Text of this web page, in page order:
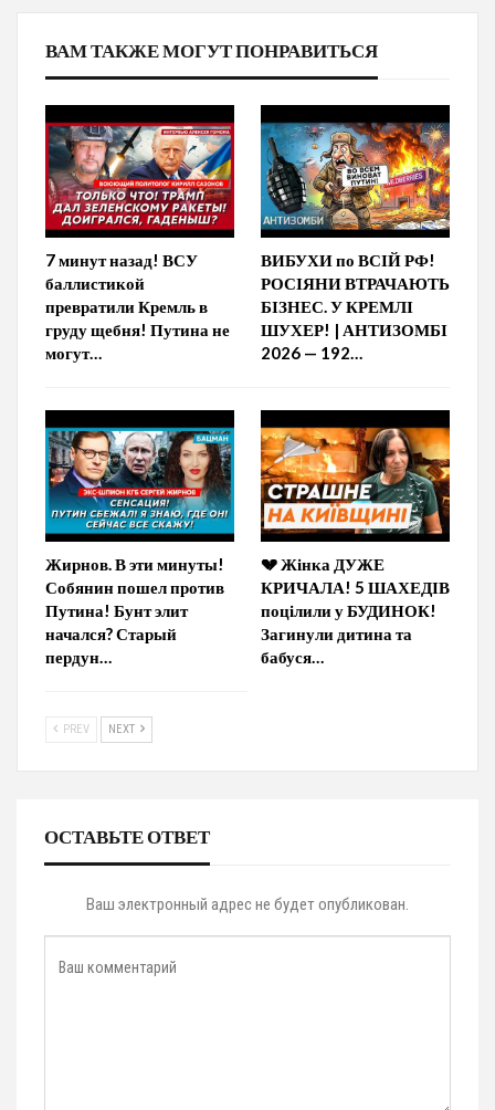
ВАМ ТАКЖЕ МОГУТ ПОНРАВИТЬСЯ
7 минут назад! ВСУ
баллистикой
превратили Кремль в
груду щебня! Путина не
могут…
ВИБУХИ по ВСІЙ РФ!
РОСІЯНИ ВТРАЧАЮТЬ
БІЗНЕС. У КРЕМЛІ
ШУХЕР! | АНТИЗОМБІ
2026 — 192…
Жирнов. В эти минуты!
Собянин пошел против
Путина! Бунт элит
начался? Старый
пердун…
💔 Жінка ДУЖЕ
КРИЧАЛА! 5 ШАХЕДІВ
поцілили у БУДИНОК!
Загинули дитина та
бабуся…
PREV NEXT
ОСТАВЬТЕ ОТВЕТ
Ваш электронный адрес не будет опубликован.